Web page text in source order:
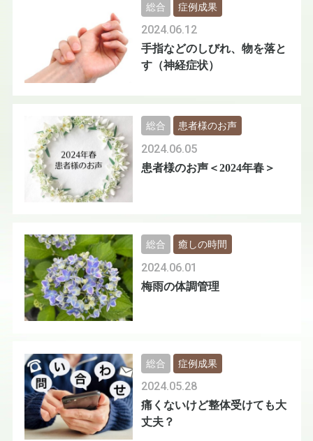
手指などのしびれ、物を落と
す（神経症状）
2024.06.12
総合 症例成果
患者様のお声＜2024年春＞
2024.06.05
総合 患者様のお声
梅雨の体調管理
2024.06.01
総合 癒しの時間
痛くないけど整体受けても大
丈夫？
2024.05.28
総合 症例成果